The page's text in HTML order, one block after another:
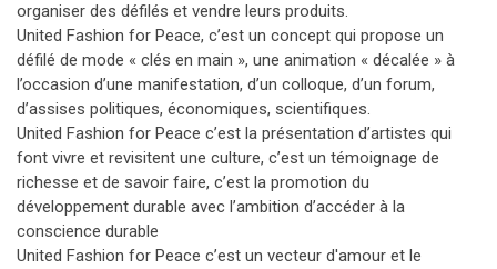
organiser des défilés et vendre leurs produits.
United Fashion for Peace, c’est un concept qui propose un
défilé de mode « clés en main », une animation « décalée » à
l’occasion d’une manifestation, d’un colloque, d’un forum,
d’assises politiques, économiques, scientifiques.
United Fashion for Peace c’est la présentation d’artistes qui
font vivre et revisitent une culture, c’est un témoignage de
richesse et de savoir faire, c’est la promotion du
développement durable avec l’ambition d’accéder à la
conscience durable
United Fashion for Peace c’est un vecteur d'amour et le